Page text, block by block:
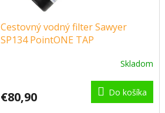
Cestovný vodný filter Sawyer
SP134 PointONE TAP
Skladom
€80,90 Do košíka